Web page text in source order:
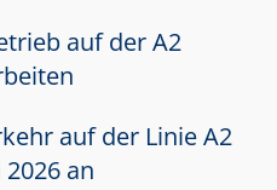
auf der A2
auf der Linie A2
an